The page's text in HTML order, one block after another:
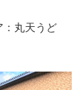
丸天うど